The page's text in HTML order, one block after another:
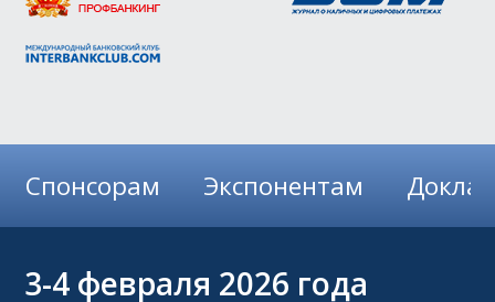
Спонсорам Экспонентам
3-4 февраля 2026 года